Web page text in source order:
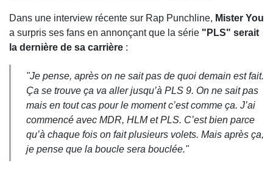
Dans une interview récente sur Rap Punchline, Mister You
a surpris ses fans en annonçant que la série "PLS" serait
la dernière de sa carrière :
"Je pense, après on ne sait pas de quoi demain est fait.
Ça se trouve ça va aller jusqu’à PLS 9. On ne sait pas
mais en tout cas pour le moment c’est comme ça. J’ai
commencé avec MDR, HLM et PLS. C’est bien parce
qu’à chaque fois on fait plusieurs volets. Mais après ça,
je pense que la boucle sera bouclée."